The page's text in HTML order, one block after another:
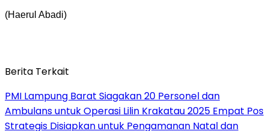
(Haerul Abadi)
Berita Terkait
PMI Lampung Barat Siagakan 20 Personel dan
Ambulans untuk Operasi Lilin Krakatau 2025 Empat Pos
Strategis Disiapkan untuk Pengamanan Natal dan